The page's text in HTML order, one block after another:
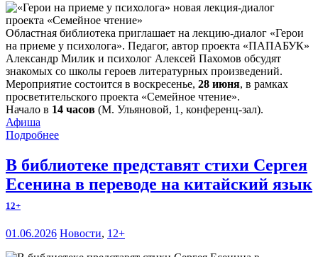
Областная библиотека приглашает на лекцию-диалог «Герои
на приеме у психолога». Педагог, автор проекта «ПАПАБУК»
Александр Милик и психолог Алексей Пахомов обсудят
знакомых со школы героев литературных произведений.
Мероприятие состоится в воскресенье, 28 июня, в рамках
просветительского проекта «Семейное чтение».
Начало в 14 часов (М. Ульяновой, 1, конференц-зал).
Афиша
Подробнее
В библиотеке представят стихи Сергея
Есенина в переводе на китайский язык
12+
01.06.2026 Новости, 12+